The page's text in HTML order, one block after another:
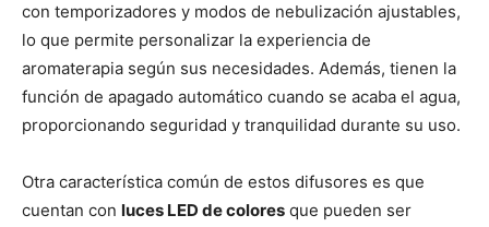
con temporizadores y modos de nebulización ajustables,
lo que permite personalizar la experiencia de
aromaterapia según sus necesidades. Además, tienen la
función de apagado automático cuando se acaba el agua,
proporcionando seguridad y tranquilidad durante su uso.
Otra característica común de estos difusores es que
cuentan con luces LED de colores que pueden ser